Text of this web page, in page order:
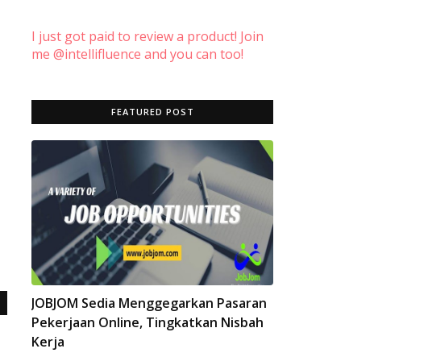
I just got paid to review a product! Join
me @intellifluence and you can too!
FEATURED POST
INFO
JOBJOM Sedia Menggegarkan Pasaran
Pekerjaan Online, Tingkatkan Nisbah
Kerja